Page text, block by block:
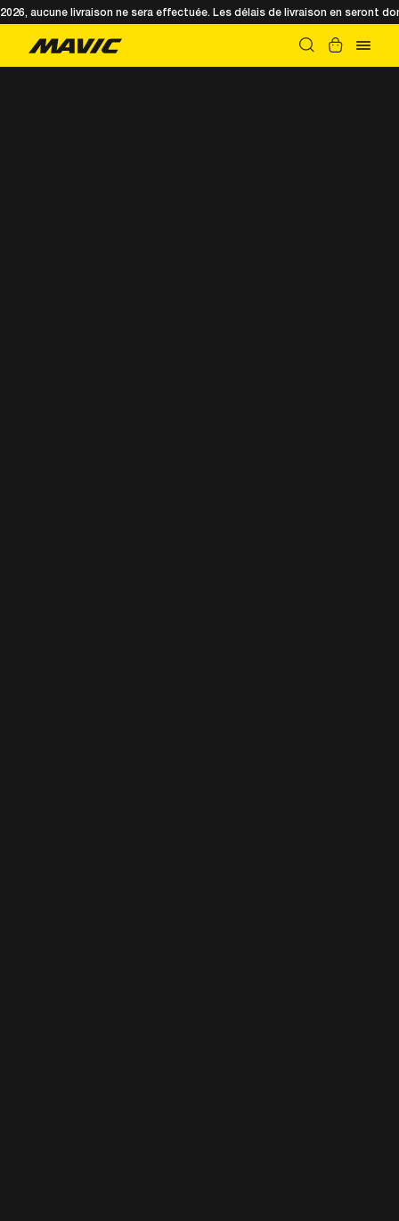
aucune livraison ne sera effectuée. Les délais de livraison en seront